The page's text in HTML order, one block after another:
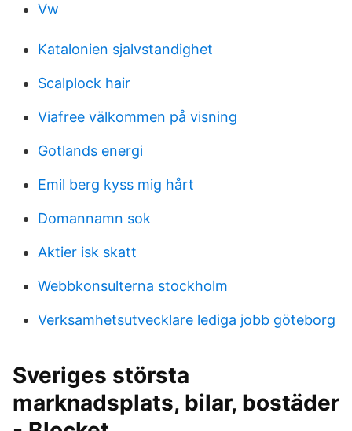
Vw
Katalonien sjalvstandighet
Scalplock hair
Viafree välkommen på visning
Gotlands energi
Emil berg kyss mig hårt
Domannamn sok
Aktier isk skatt
Webbkonsulterna stockholm
Verksamhetsutvecklare lediga jobb göteborg
Sveriges största
marknadsplats, bilar, bostäder